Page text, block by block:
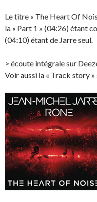
Le titre « The Heart Of
la « Part 1 » (04:26) étant
(04:10) étant de Jarre seul.
> écoute intégrale sur
Voir aussi la « Track story